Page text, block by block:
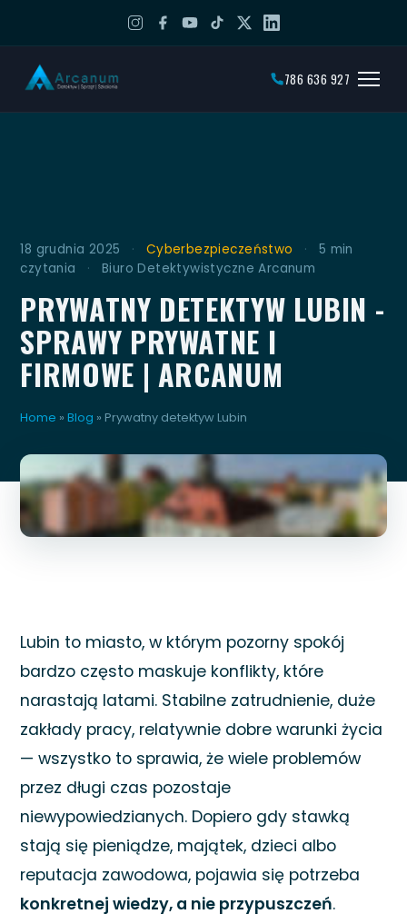
786 636 927
18 grudnia 2025 · Cyberbezpieczeństwo ·
5 min
czytania
· Biuro Detektywistyczne Arcanum
PRYWATNY DETEKTYW LUBIN -
SPRAWY PRYWATNE I
FIRMOWE | ARCANUM
Home »Blog » Prywatny detektyw Lubin
Lubin to miasto, w którym pozorny spokój
bardzo często maskuje konflikty, które
narastają latami. Stabilne zatrudnienie, duże
zakłady pracy, relatywnie dobre warunki życia
— wszystko to sprawia, że wiele problemów
przez długi czas pozostaje
niewypowiedzianych. Dopiero gdy stawką
stają się pieniądze, majątek, dzieci albo
reputacja zawodowa, pojawia się potrzeba
konkretnej wiedzy, a nie przypuszczeń.